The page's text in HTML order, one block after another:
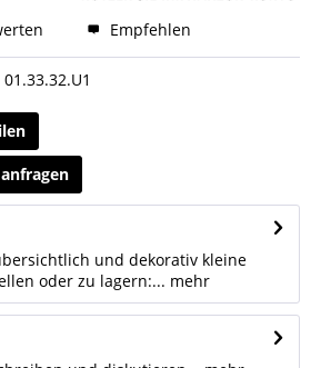
Empfehlen
01.33.32.U1
und dekorativ kleine
oder zu lagern:... mehr